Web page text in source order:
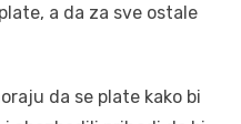
a da za sve ostale
da se plate kako bi